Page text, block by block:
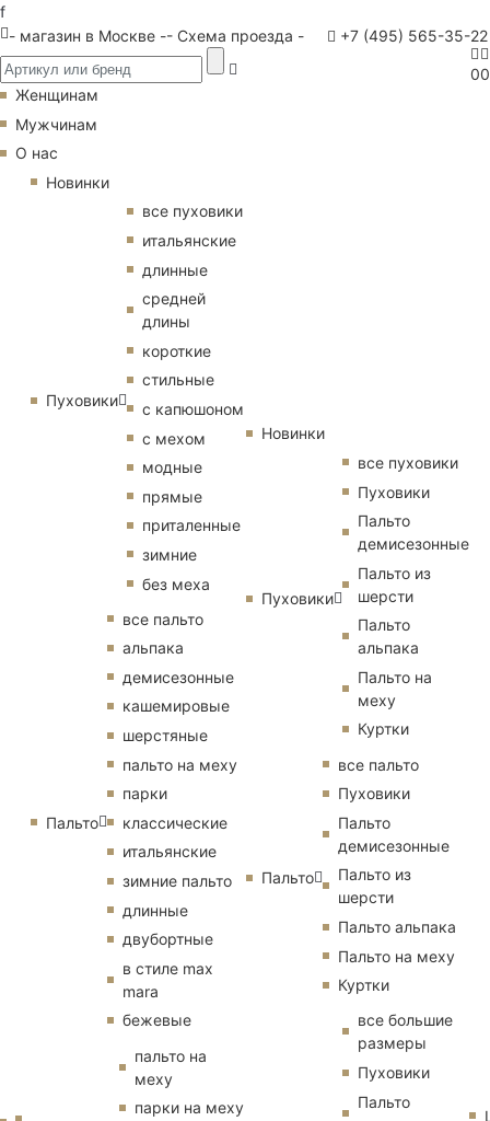
f
- магазин в Москве -- Схема проезда - +7 (495) 565-35-22
00
Женщинам
Мужчинам
О нас
Новинки
Пуховики
все пуховики
итальянские
длинные
средней
длины
короткие
стильные
с капюшоном
с мехом
модные
прямые
приталенные
зимние
без меха
Пальто
все пальто
альпака
демисезонные
кашемировые
шерстяные
пальто на меху
парки
классические
итальянские
зимние пальто
длинные
двубортные
в стиле max
mara
бежевые
пальто на
меху
парки на меху
Новинки
Пуховики
все пуховики
Пуховики
Пальто
демисезонные
Пальто из
шерсти
Пальто
альпака
Пальто на
меху
Куртки
Пальто
все пальто
Пуховики
Пальто
демисезонные
Пальто из
шерсти
Пальто альпака
Пальто на меху
Куртки
все большие
размеры
Пуховики
Пальто